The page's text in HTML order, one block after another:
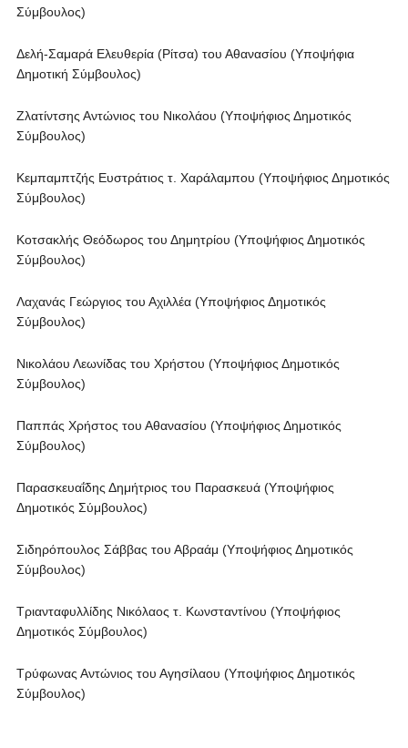
Σύμβουλος)
Δελή-Σαμαρά Ελευθερία (Ρίτσα) του Αθανασίου (Υποψήφια
Δημοτική Σύμβουλος)
Ζλατίντσης Αντώνιος του Νικολάου (Υποψήφιος Δημοτικός
Σύμβουλος)
Κεμπαμπτζής Ευστράτιος τ. Χαράλαμπου (Υποψήφιος Δημοτικός
Σύμβουλος)
Κοτσακλής Θεόδωρος του Δημητρίου (Υποψήφιος Δημοτικός
Σύμβουλος)
Λαχανάς Γεώργιος του Αχιλλέα (Υποψήφιος Δημοτικός
Σύμβουλος)
Νικολάου Λεωνίδας του Χρήστου (Υποψήφιος Δημοτικός
Σύμβουλος)
Παππάς Χρήστος του Αθανασίου (Υποψήφιος Δημοτικός
Σύμβουλος)
Παρασκευαΐδης Δημήτριος του Παρασκευά (Υποψήφιος
Δημοτικός Σύμβουλος)
Σιδηρόπουλος Σάββας του Αβραάμ (Υποψήφιος Δημοτικός
Σύμβουλος)
Τριανταφυλλίδης Νικόλαος τ. Κωνσταντίνου (Υποψήφιος
Δημοτικός Σύμβουλος)
Τρύφωνας Αντώνιος του Αγησίλαου (Υποψήφιος Δημοτικός
Σύμβουλος)